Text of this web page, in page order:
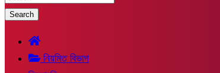
Search
নিয়মিত বিভাগ